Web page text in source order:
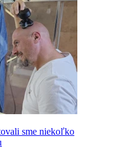
sme niekoľko